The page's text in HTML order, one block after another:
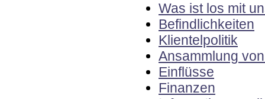
Was ist los mit
Befindlichkeiten
Klientelpolitik
Ansammlung
Einflüsse
Finanzen